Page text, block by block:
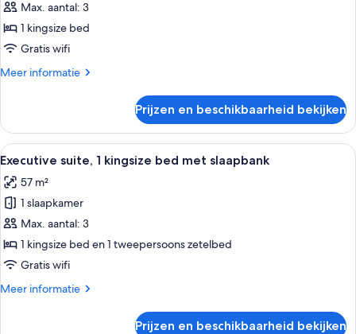
suite,
1
kingsize
laden
Max. aantal: 3
1 kingsize bed
Gratis wifi
Meer informatie
Meer
suite,
kingsize
Prijzen en beschikbaarheid bekijken
Alle
foto's
voor
Executive
suite,
1
kingsize
met
Een moderne hotelkamer met een
10
Executive suite, 1 kingsize bed met slaapbank
57 m²
1 slaapkamer
Max. aantal: 3
1 kingsize bed en 1 tweepersoons zetelbed
Gratis wifi
Meer informatie
Meer
Prijzen en beschikbaarheid bekijken